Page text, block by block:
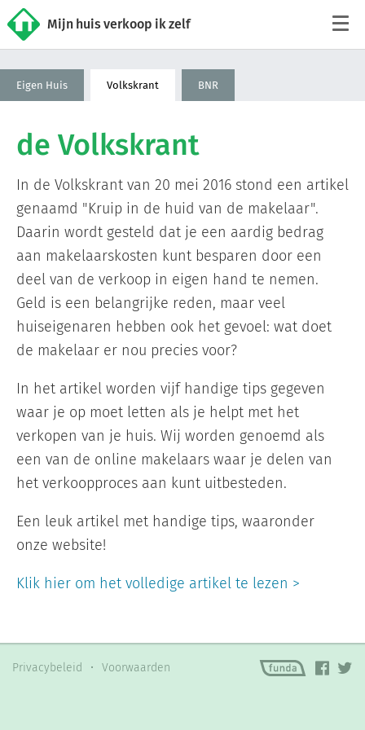
Mijn huis verkoop ik zelf
Tarieven
Reviews
Contact
Verkoop starten
Inloggen
Eigen Huis Volkskrant BNR
de Volkskrant
In de Volkskrant van 20 mei 2016 stond een artikel
genaamd "Kruip in de huid van de makelaar".
Daarin wordt gesteld dat je een aardig bedrag
aan makelaarskosten kunt besparen door een
deel van de verkoop in eigen hand te nemen.
Geld is een belangrijke reden, maar veel
huiseigenaren hebben ook het gevoel: wat doet
de makelaar er nou precies voor?
In het artikel worden vijf handige tips gegeven
waar je op moet letten als je helpt met het
verkopen van je huis. Wij worden genoemd als
een van de online makelaars waar je delen van
het verkoopproces aan kunt uitbesteden.
Een leuk artikel met handige tips, waaronder
onze website!
Klik hier om het volledige artikel te lezen >
Privacybeleid • Voorwaarden